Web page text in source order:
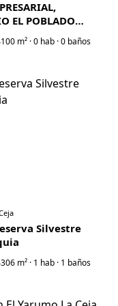
EL POBLADO
m² ·0 hab ·0 baños
Silvestre
m² · 1 hab · 1 baños